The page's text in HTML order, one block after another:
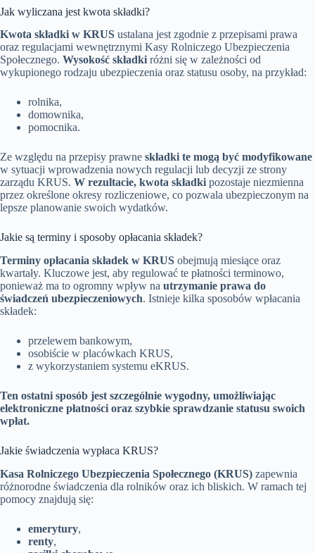
Jak wyliczana jest kwota składki?
Kwota składki w KRUS ustalana jest zgodnie z przepisami prawa
oraz regulacjami wewnętrznymi Kasy Rolniczego Ubezpieczenia
Społecznego. Wysokość składki różni się w zależności od
wykupionego rodzaju ubezpieczenia oraz statusu osoby, na przykład:
rolnika,
domownika,
pomocnika.
Ze względu na przepisy prawne składki te mogą być modyfikowane
w sytuacji wprowadzenia nowych regulacji lub decyzji ze strony
zarządu KRUS. W rezultacie, kwota składki pozostaje niezmienna
przez określone okresy rozliczeniowe, co pozwala ubezpieczonym na
lepsze planowanie swoich wydatków.
Jakie są terminy i sposoby opłacania składek?
Terminy opłacania składek w KRUS obejmują miesiące oraz
kwartały. Kluczowe jest, aby regulować te płatności terminowo,
ponieważ ma to ogromny wpływ na utrzymanie prawa do
świadczeń ubezpieczeniowych. Istnieje kilka sposobów wpłacania
składek:
przelewem bankowym,
osobiście w placówkach KRUS,
z wykorzystaniem systemu eKRUS.
Ten ostatni sposób jest szczególnie wygodny, umożliwiając
elektroniczne płatności oraz szybkie sprawdzanie statusu swoich
wpłat.
Jakie świadczenia wypłaca KRUS?
Kasa Rolniczego Ubezpieczenia Społecznego (KRUS) zapewnia
różnorodne świadczenia dla rolników oraz ich bliskich. W ramach tej
pomocy znajdują się:
emerytury,
renty,